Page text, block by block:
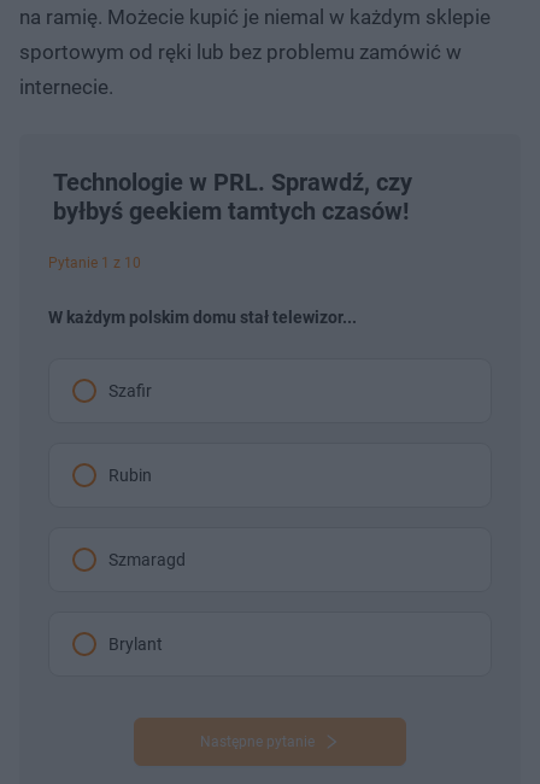
na ramię. Możecie kupić je niemal w każdym sklepie
sportowym od ręki lub bez problemu zamówić w
internecie.
Technologie w PRL. Sprawdź, czy
byłbyś geekiem tamtych czasów!
Pytanie 1 z 10
W każdym polskim domu stał telewizor...
Szafir
Rubin
Szmaragd
Brylant
Następne pytanie